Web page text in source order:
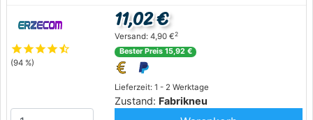
starstarstarstarstar_half
(94 %)
Lieferzeit: 1 - 2 Werktage
Zustand: Fabrikneu
11,02 €
Versand: 4,90 €2
Bester Preis 15,92 €